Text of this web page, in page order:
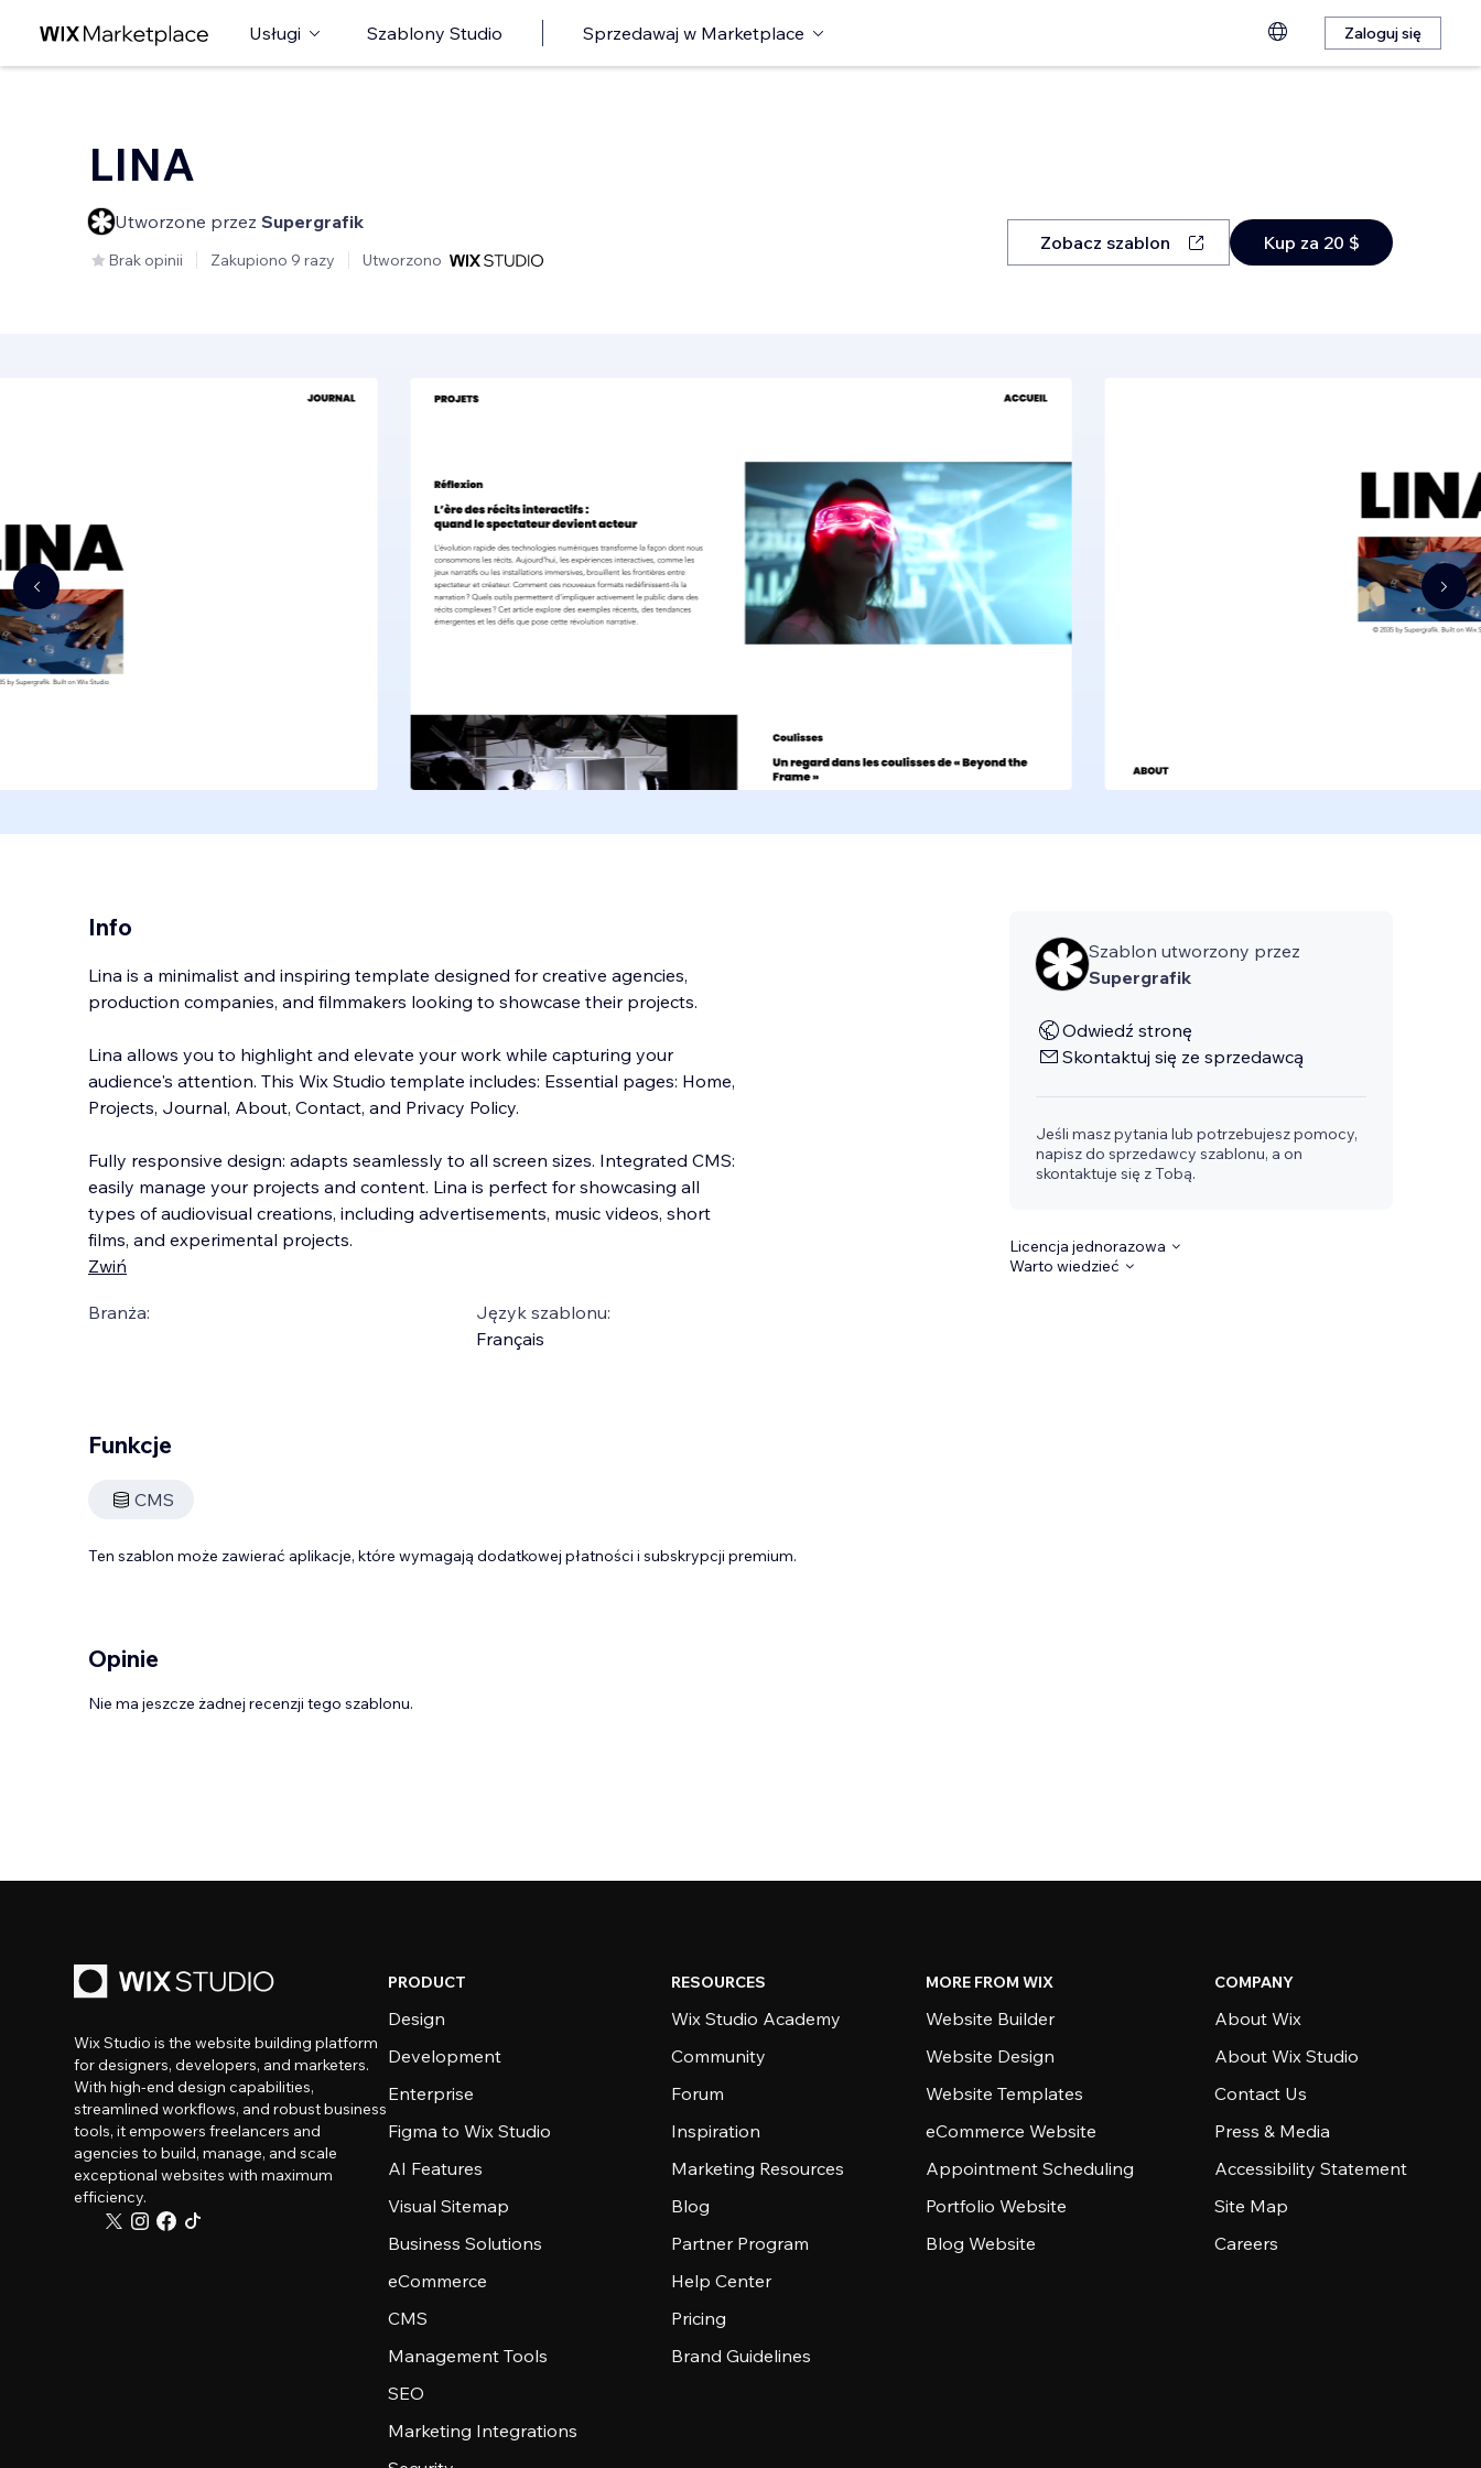
Usługi Szablony Studio Sprzedawaj w Marketplace Zaloguj się
LINA
Utworzone przez Supergrafik
Brak opinii Zakupiono 9 razy Utworzono
Zobacz szablon Kup za 20 $
Info
Lina is a minimalist and inspiring template designed for creative agencies,
production companies, and filmmakers looking to showcase their projects.
Lina allows you to highlight and elevate your work while capturing your
audience's attention. This Wix Studio template includes: Essential pages: Home,
Projects, Journal, About, Contact, and Privacy Policy.
Fully responsive design: adapts seamlessly to all screen sizes. Integrated CMS:
easily manage your projects and content. Lina is perfect for showcasing all
types of audiovisual creations, including advertisements, music videos, short
films, and experimental projects.
Zwiń
Branża:
Język szablonu:
Français
Szablon utworzony przez
Supergrafik
Odwiedź stronę
Skontaktuj się ze sprzedawcą
Jeśli masz pytania lub potrzebujesz pomocy,
napisz do sprzedawcy szablonu, a on
skontaktuje się z Tobą.
Licencja jednorazowa
Warto wiedzieć
Funkcje
CMS
Ten szablon może zawierać aplikacje, które wymagają dodatkowej płatności i subskrypcji premium.
Opinie
Nie ma jeszcze żadnej recenzji tego szablonu.
Wix Studio is the website building platform
for designers, developers, and marketers.
With high-end design capabilities,
streamlined workflows, and robust business
tools, it empowers freelancers and
agencies to build, manage, and scale
exceptional websites with maximum
efficiency.
PRODUCT
Design
Development
Enterprise
Figma to Wix Studio
AI Features
Visual Sitemap
Business Solutions
eCommerce
CMS
Management Tools
SEO
Marketing Integrations
RESOURCES
Wix Studio Academy
Community
Forum
Inspiration
Marketing Resources
Blog
Partner Program
Help Center
Pricing
Brand Guidelines
MORE FROM WIX
Website Builder
Website Design
Website Templates
eCommerce Website
Appointment Scheduling
Portfolio Website
Blog Website
COMPANY
About Wix
About Wix Studio
Contact Us
Press & Media
Accessibility Statement
Site Map
Careers